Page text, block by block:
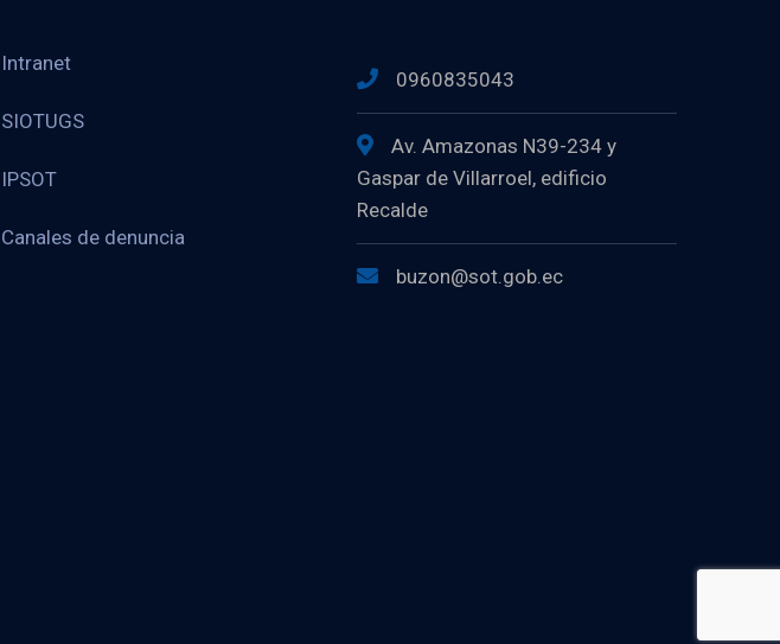
Intranet
SIOTUGS
IPSOT
Canales de denuncia
0960835043
Av. Amazonas N39-234 y
Gaspar de Villarroel, edificio
Recalde
buzon@sot.gob.ec